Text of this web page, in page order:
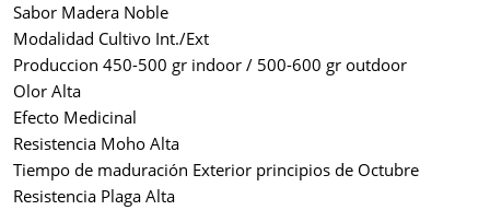
Sabor Madera Noble
Modalidad Cultivo Int./Ext
Produccion 450-500 gr indoor / 500-600 gr outdoor
Olor Alta
Efecto Medicinal
Resistencia Moho Alta
Tiempo de maduración Exterior principios de Octubre
Resistencia Plaga Alta